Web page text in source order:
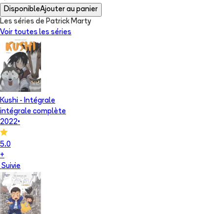
DisponibleAjouter au panier
Les séries de Patrick Marty
Voir toutes les séries
Kushi - Intégrale
intégrale complète
2022•
5.0
+
Suivie